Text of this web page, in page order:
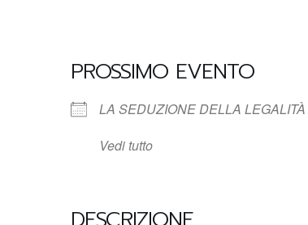
PROSSIMO EVENTO
LA SEDUZIONE DELLA LEGALITÀ
Vedi tutto